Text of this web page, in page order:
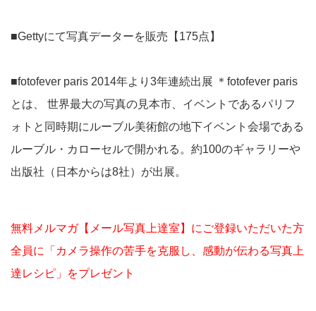
■Gettyにて写真データーを販売【175点】
■fotofever paris 2014年より3年連続出展 ＊fotofever paris
とは、 世界最大の写真の見本市、イベントであるパリフ
ォトと同時期にルーブル美術館の地下イベント会場である
ルーブル・カローセルで開かれる。約100のギャラリーや
出版社（日本からは8社）が出展。
無料メルマガ【メール写真上達室】にご登録いただいた方
全員に「カメラ操作の苦手を克服し、感動が伝わる写真上
達レシピ」をプレゼント